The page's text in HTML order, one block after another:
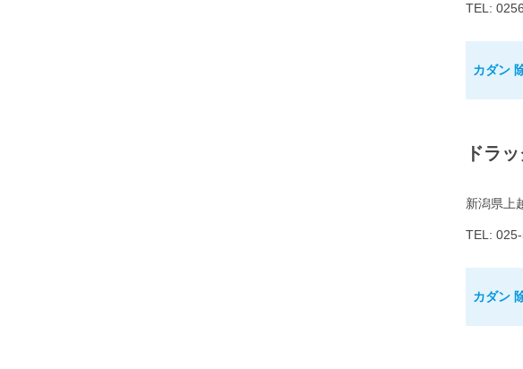
TEL:
カダン
ドラ
新潟県上
TEL:
カダン